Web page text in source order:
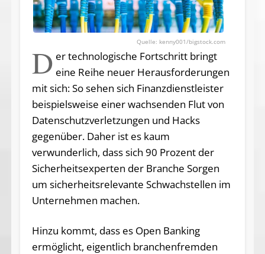
kenny001/bigstock.com
D er technologische Fortschritt bringt
eine Reihe neuer Herausforderungen
mit sich: So sehen sich Finanzdienstleister
beispielsweise einer wachsenden Flut von
Datenschutzverletzungen und Hacks
gegenüber. Daher ist es kaum
verwunderlich, dass sich 90 Prozent der
Sicherheitsexperten der Branche Sorgen
um sicherheitsrelevante Schwachstellen im
Unternehmen machen.
Hinzu kommt, dass es Open Banking
ermöglicht, eigentlich branchenfremden